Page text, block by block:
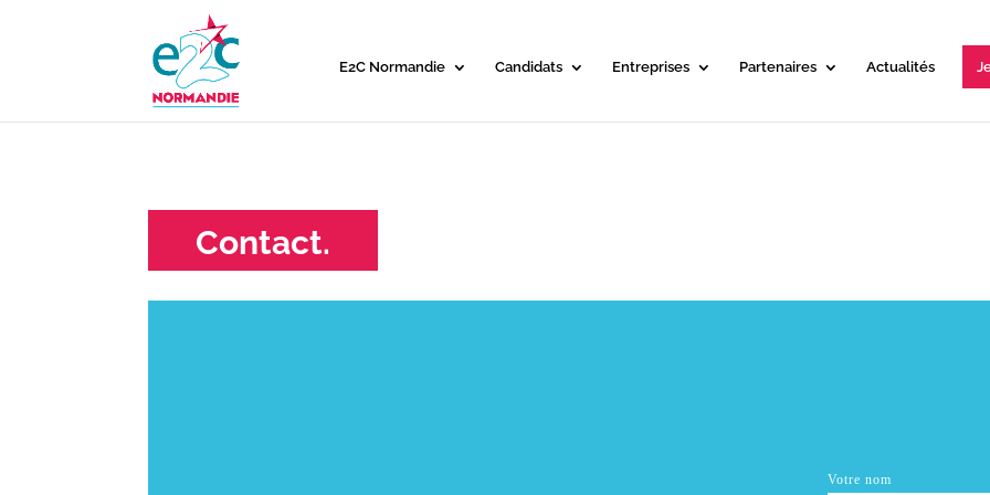
E2C Normandie Candidats Entreprises Partenaires Actualités
Contact.
Votre nom